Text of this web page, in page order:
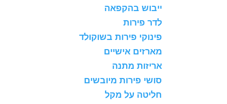
ייבוש בהקפאה
לדר פירות
פינוקי פירות בשוקולד
מארזים אישיים
אריזות מתנה
סושי פירות מיובשים
חליטה על מקל